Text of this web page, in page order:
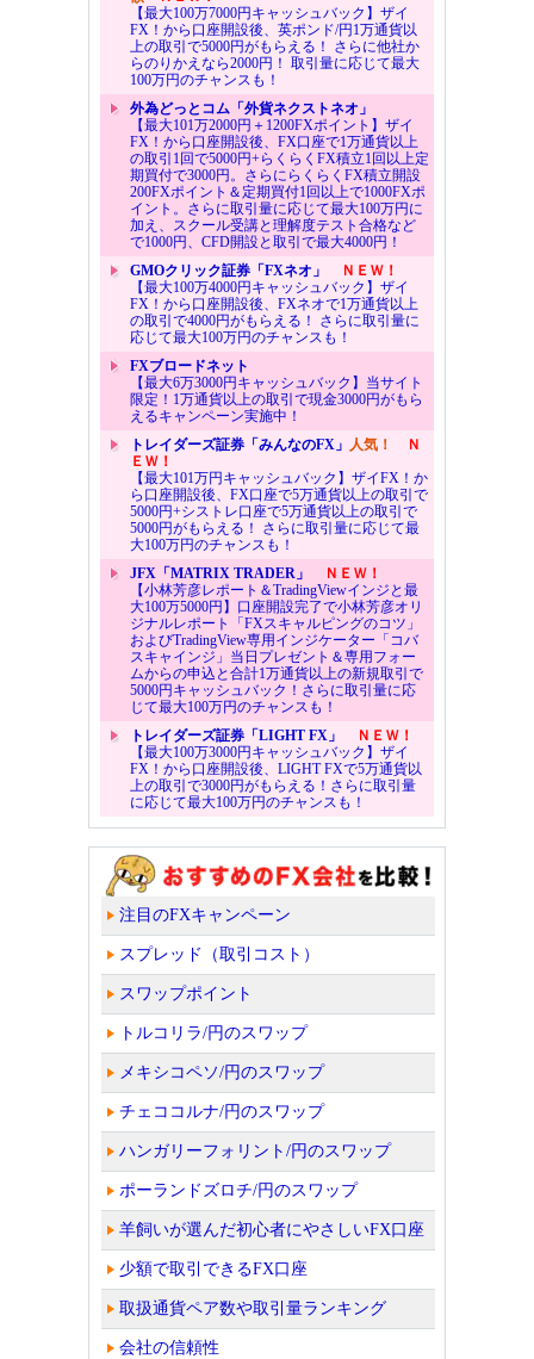
【最大100万7000円キャッシュバック】ザイ
FX！から口座開設後、英ポンド/円1万通貨以
上の取引で5000円がもらえる！ さらに他社か
らのりかえなら2000円！ 取引量に応じて最大
100万円のチャンスも！
外為どっとコム「外貨ネクストネオ」
【最大101万2000円＋1200FXポイント】ザイ
FX！から口座開設後、FX口座で1万通貨以上
の取引1回で5000円+らくらくFX積立1回以上定
期買付で3000円。さらにらくらくFX積立開設
200FXポイント＆定期買付1回以上で1000FXポ
イント。さらに取引量に応じて最大100万円に
加え、スクール受講と理解度テスト合格など
で1000円、CFD開設と取引で最大4000円！
GMOクリック証券「FXネオ」
ＮＥＷ！
【最大100万4000円キャッシュバック】ザイ
FX！から口座開設後、FXネオで1万通貨以上
の取引で4000円がもらえる！ さらに取引量に
応じて最大100万円のチャンスも！
FXブロードネット
【最大6万3000円キャッシュバック】当サイト
限定！1万通貨以上の取引で現金3000円がもら
えるキャンペーン実施中！
トレイダーズ証券「みんなのFX」 人気！
Ｎ
ＥＷ！
【最大101万円キャッシュバック】ザイFX！か
ら口座開設後、FX口座で5万通貨以上の取引で
5000円+シストレ口座で5万通貨以上の取引で
5000円がもらえる！ さらに取引量に応じて最
大100万円のチャンスも！
JFX「MATRIX TRADER」
ＮＥＷ！
【小林芳彦レポート＆TradingViewインジと最
大100万5000円】口座開設完了で小林芳彦オリ
ジナルレポート「FXスキャルピングのコツ」
およびTradingView専用インジケーター「コバ
スキャインジ」当日プレゼント＆専用フォー
ムからの申込と合計1万通貨以上の新規取引で
5000円キャッシュバック！さらに取引量に応
じて最大100万円のチャンスも！
トレイダーズ証券「LIGHT FX」
ＮＥＷ！
【最大100万3000円キャッシュバック】ザイ
FX！から口座開設後、LIGHT FXで5万通貨以
上の取引で3000円がもらえる！さらに取引量
に応じて最大100万円のチャンスも！
注目のFXキャンペーン
スプレッド（取引コスト）
スワップポイント
トルコリラ/円のスワップ
メキシコペソ/円のスワップ
チェココルナ/円のスワップ
ハンガリーフォリント/円のスワップ
ポーランドズロチ/円のスワップ
羊飼いが選んだ初心者にやさしいFX口座
少額で取引できるFX口座
取扱通貨ペア数や取引量ランキング
会社の信頼性